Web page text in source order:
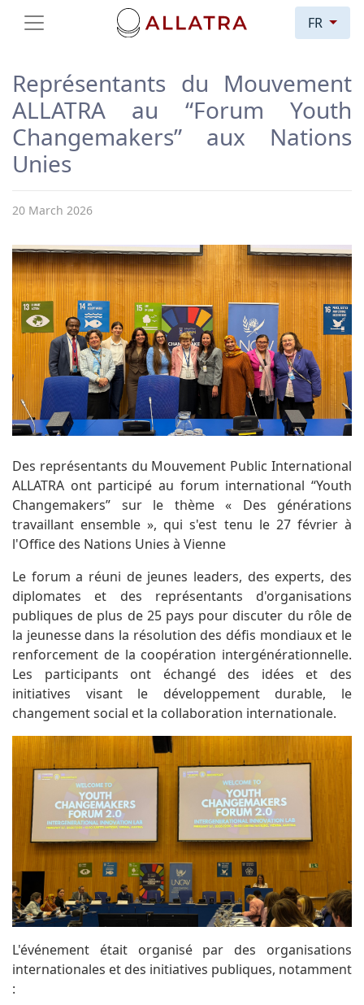
FR
Représentants du Mouvement
ALLATRA au “Forum Youth
Changemakers” aux Nations
Unies
20 March 2026
Des représentants du Mouvement Public International
ALLATRA ont participé au forum international “Youth
Changemakers” sur le thème « Des générations
travaillant ensemble », qui s'est tenu le 27 février à
l'Office des Nations Unies à Vienne
Le forum a réuni de jeunes leaders, des experts, des
diplomates et des représentants d'organisations
publiques de plus de 25 pays pour discuter du rôle de
la jeunesse dans la résolution des défis mondiaux et le
renforcement de la coopération intergénérationnelle.
Les participants ont échangé des idées et des
initiatives visant le développement durable, le
changement social et la collaboration internationale.
L'événement était organisé par des organisations
internationales et des initiatives publiques, notamment
: